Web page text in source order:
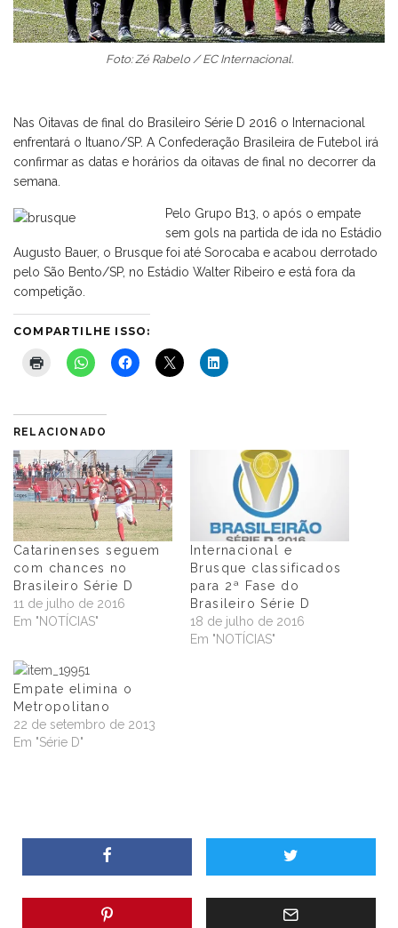
Foto: Zé Rabelo / EC Internacional.
Nas Oitavas de final do Brasileiro Série D 2016 o Internacional
enfrentará o Ituano/SP. A Confederação Brasileira de Futebol irá
confirmar as datas e horários da oitavas de final no decorrer da
semana.
Pelo Grupo B13, o após o empate
sem gols na partida de ida no Estádio
Augusto Bauer, o Brusque foi até Sorocaba e acabou derrotado
pelo São Bento/SP, no Estádio Walter Ribeiro e está fora da
competição.
COMPARTILHE ISSO:
RELACIONADO
Catarinenses seguem
com chances no
Brasileiro Série D
11 de julho de 2016
Em "NOTÍCIAS"
Internacional e
Brusque classificados
para 2ª Fase do
Brasileiro Série D
18 de julho de 2016
Em "NOTÍCIAS"
Empate elimina o
Metropolitano
22 de setembro de 2013
Em "Série D"